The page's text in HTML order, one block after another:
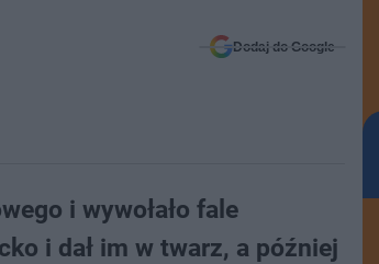
Dodaj do Google
i wywołało fale
i dał im w twarz, a później